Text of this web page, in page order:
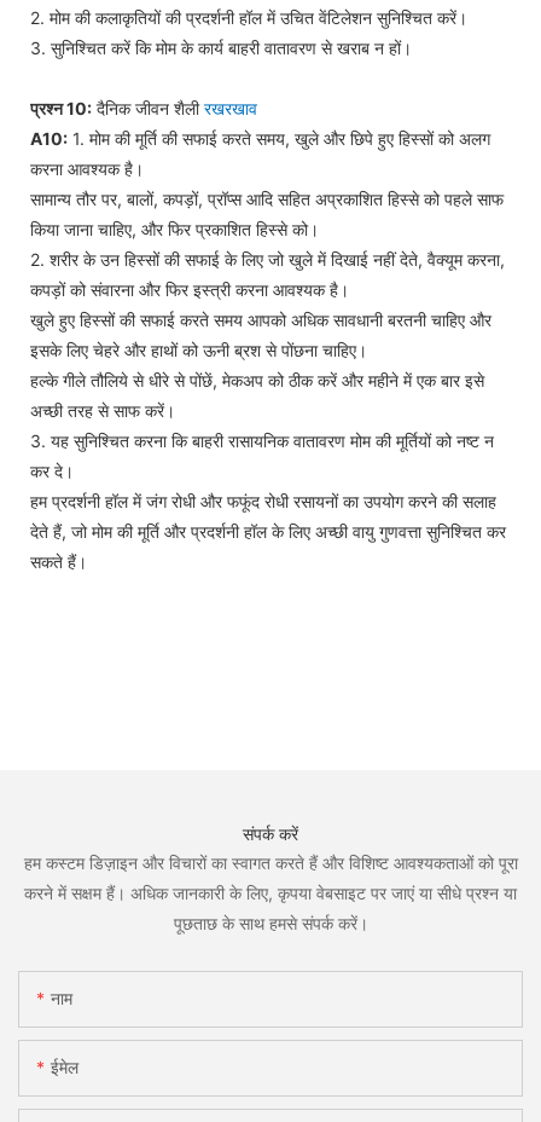
2. मोम की कलाकृतियों की प्रदर्शनी हॉल में उचित वेंटिलेशन सुनिश्चित करें।
3. सुनिश्चित करें कि मोम के कार्य बाहरी वातावरण से खराब न हों।
प्रश्न 10: दैनिक जीवन शैलीरखरखाव
A10: 1. मोम की मूर्ति की सफाई करते समय, खुले और छिपे हुए हिस्सों को अलग
करना आवश्यक है।
सामान्य तौर पर, बालों, कपड़ों, प्रॉप्स आदि सहित अप्रकाशित हिस्से को पहले साफ
किया जाना चाहिए, और फिर प्रकाशित हिस्से को।
2. शरीर के उन हिस्सों की सफाई के लिए जो खुले में दिखाई नहीं देते, वैक्यूम करना,
कपड़ों को संवारना और फिर इस्त्री करना आवश्यक है।
खुले हुए हिस्सों की सफाई करते समय आपको अधिक सावधानी बरतनी चाहिए और
इसके लिए चेहरे और हाथों को ऊनी ब्रश से पोंछना चाहिए।
हल्के गीले तौलिये से धीरे से पोंछें, मेकअप को ठीक करें और महीने में एक बार इसे
अच्छी तरह से साफ करें।
3. यह सुनिश्चित करना कि बाहरी रासायनिक वातावरण मोम की मूर्तियों को नष्ट न
कर दे।
हम प्रदर्शनी हॉल में जंग रोधी और फफूंद रोधी रसायनों का उपयोग करने की सलाह
देते हैं, जो मोम की मूर्ति और प्रदर्शनी हॉल के लिए अच्छी वायु गुणवत्ता सुनिश्चित कर
सकते हैं।
संपर्क करें
हम कस्टम डिज़ाइन और विचारों का स्वागत करते हैं और विशिष्ट आवश्यकताओं को पूरा
करने में सक्षम हैं। अधिक जानकारी के लिए, कृपया वेबसाइट पर जाएं या सीधे प्रश्न या
पूछताछ के साथ हमसे संपर्क करें।
नाम
ईमेल